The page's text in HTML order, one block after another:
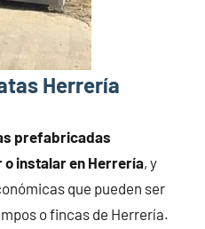
Herrería
prefabricadas
instalar en Herrería, y
que pueden ser
o fincas de Herrería.